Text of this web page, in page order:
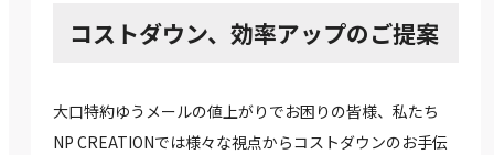
コストダウン、効率アップのご提案
大口特約ゆうメールの値上がりでお困りの皆様、私たち
NP CREATIONでは様々な視点からコストダウンのお手伝